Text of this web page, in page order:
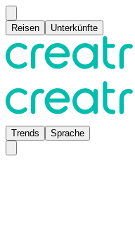
Reisen Unterkünfte
Trends Sprache